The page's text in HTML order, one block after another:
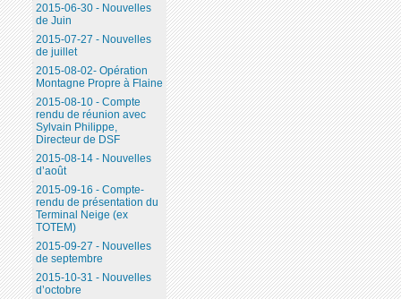
2015-06-30 - Nouvelles
de Juin
2015-07-27 - Nouvelles
de juillet
2015-08-02- Opération
Montagne Propre à Flaine
2015-08-10 - Compte
rendu de réunion avec
Sylvain Philippe,
Directeur de DSF
2015-08-14 - Nouvelles
d’août
2015-09-16 - Compte-
rendu de présentation du
Terminal Neige (ex
TOTEM)
2015-09-27 - Nouvelles
de septembre
2015-10-31 - Nouvelles
d’octobre